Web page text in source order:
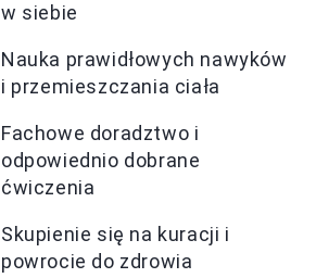
w siebie
Nauka prawidłowych nawyków
i przemieszczania ciała
Fachowe doradztwo i
odpowiednio dobrane
ćwiczenia
Skupienie się na kuracji i
powrocie do zdrowia